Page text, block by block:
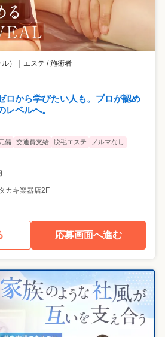
） ｜ エステ / 施術者
ロから学びたい人も。プロが認め
レベルへ。
備 交通費支給 脱毛エステ
ノルマなし
カキ楽器店2F
応募画面へ進む